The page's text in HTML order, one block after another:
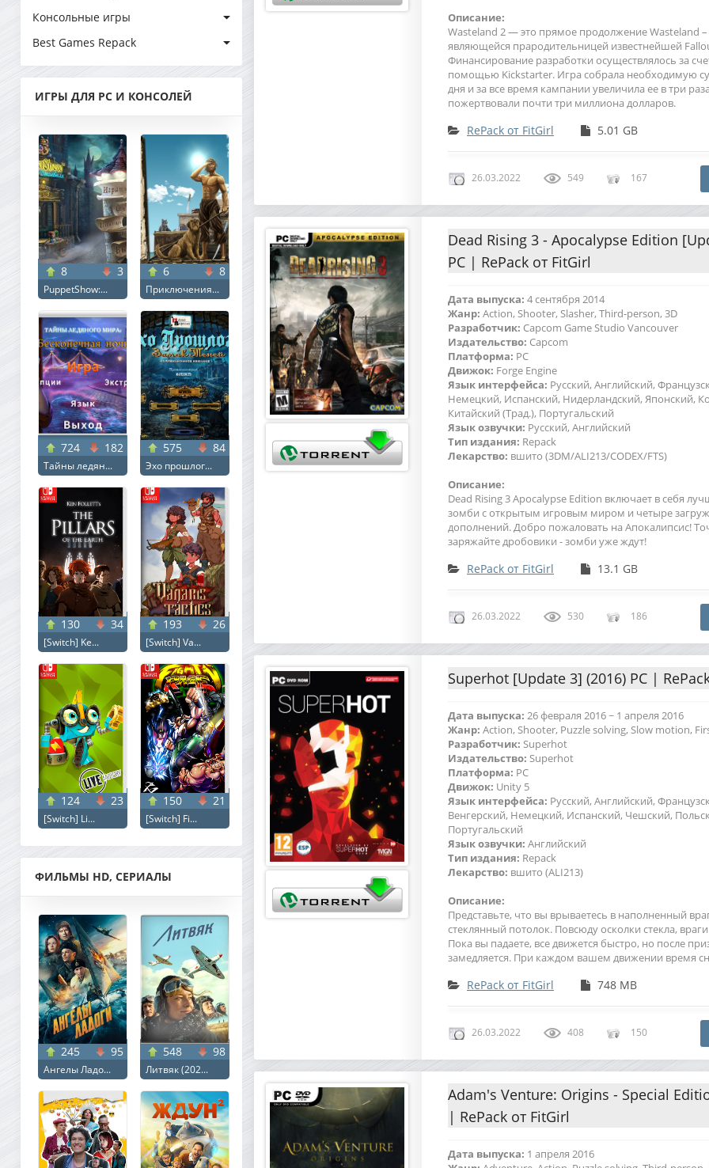
Консольные игры
Best Games Repack
ИГРЫ ДЛЯ PC И КОНСОЛЕЙ
8 3
PuppetShow:...
6 8
Приключения...
724 182
Тайны ледян...
575 84
Эхо прошлог...
130 34
[Switch] Ke...
193 26
[Switch] Va...
124 23
[Switch] Li...
150 21
[Switch] Fi...
ФИЛЬМЫ HD, СЕРИАЛЫ
245 95
Ангелы Ладо...
548 98
Литвяк (202...
Описание:
Wasteland 2 — это прямое продолжение Wasteland –
являющейся прародительницей известнейшей
Финансирование разработки осуществлялось за
помощью Kickstarter. Игра собрала необходимую
дня и за все время кампании увеличила ее в три
пожертвовали почти три миллиона долларов.
RePack от FitGirl 5.01 GB
26.03.2022 549 167
Dead Rising 3 - Apocalypse Edition
PC | RePack от FitGirl
Дата выпуска: 4 сентября 2014
Жанр: Action, Shooter, Slasher, Third-person, 3D
Разработчик: Capcom Game Studio Vancouver
Издательство: Capcom
Платформа: PC
Движок: Forge Engine
Язык интерфейса: Русский, Английский,
Немецкий, Испанский, Нидерландский, Японский,
Китайский (Трад.), Португальский
Язык озвучки: Русский, Английский
Тип издания: Repack
Лекарство: вшито (3DM/ALI213/CODEX/FTS)
Описание:
Dead Rising 3 Apocalypse Edition включает в себя
зомби с открытым игровым миром и четыре
дополнений. Добро пожаловать на Апокалипсис!
заряжайте дробовики - зомби уже ждут!
RePack от FitGirl 13.1 GB
26.03.2022 530 186
Superhot [Update 3] (2016) PC |
Дата выпуска: 26 февраля 2016 ~ 1 апреля 2016
Жанр: Action, Shooter, Puzzle solving, Slow motion,
Разработчик: Superhot
Издательство: Superhot
Платформа: PC
Движок: Unity 5
Язык интерфейса: Русский, Английский,
Венгерский, Немецкий, Испанский, Чешский,
Португальский
Язык озвучки: Английский
Тип издания: Repack
Лекарство: вшито (ALI213)
Описание:
Представьте, что вы врываетесь в наполненный
стеклянный потолок. Повсюду осколки стекла,
Пока вы падаете, все движется быстро, но после
замедляется. При каждом вашем движении время
RePack от FitGirl 748 MB
26.03.2022 408 150
Adam's Venture: Origins - Special
| RePack от FitGirl
Дата выпуска: 1 апреля 2016